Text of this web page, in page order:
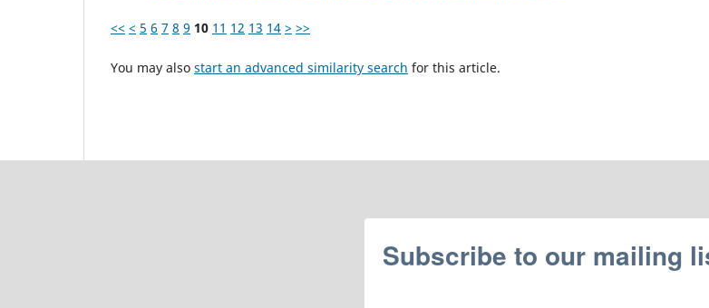
<< < 5 6 7 8 9 10 11 12 13 14 > >>
You may also start an advanced similarity search for this article.